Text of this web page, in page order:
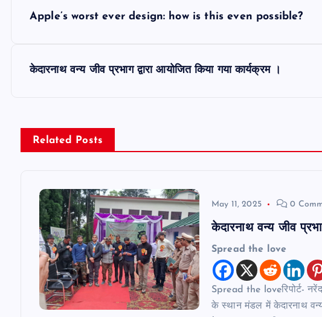
Apple’s worst ever design: how is this even possible?
केदारनाथ वन्य जीव प्रभाग द्वारा आयोजित किया गया कार्यक्रम ।
Related Posts
May 11, 2025 0
केदारनाथ वन्य जीव
Spread the love
Spread the loveरिपोर्ट-
के स्थान मंडल में केदारनाथ वन्य